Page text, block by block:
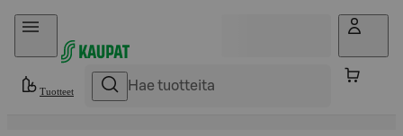
Hyppää sisältöön
Tuotteet